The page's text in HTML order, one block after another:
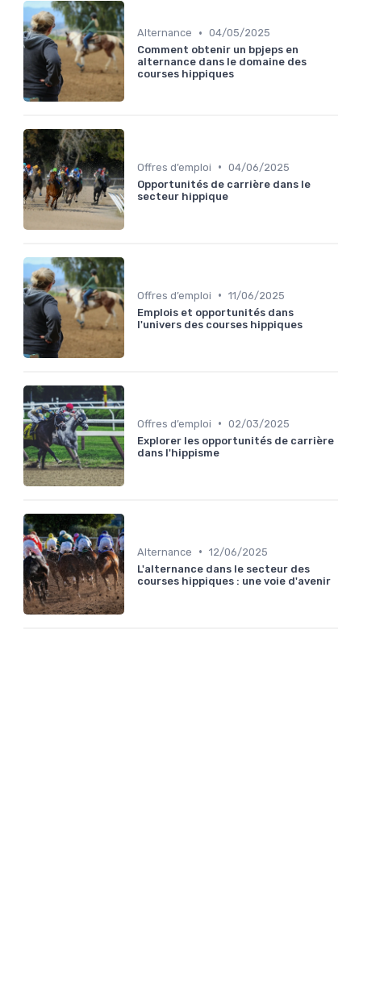
Alternance • 04/05/2025
Comment obtenir un bpjeps en
alternance dans le domaine des
courses hippiques
Offres d’emploi • 04/06/2025
Opportunités de carrière dans le
secteur hippique
Offres d’emploi • 11/06/2025
Emplois et opportunités dans
l'univers des courses hippiques
Offres d’emploi • 02/03/2025
Explorer les opportunités de carrière
dans l'hippisme
Alternance • 12/06/2025
L'alternance dans le secteur des
courses hippiques : une voie d'avenir